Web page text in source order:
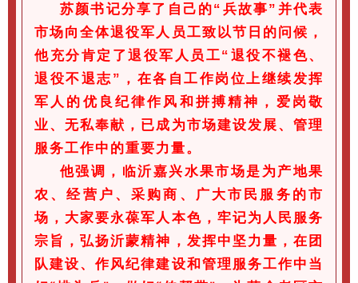
苏颜书记分享了自己的“兵故事”并代表
市场向全体退役军人员工致以节日的问候，
他充分肯定了退役军人员工“退役不褪色、
退役不退志”，在各自工作岗位上继续发挥
军人的优良纪律作风和拼搏精神，爱岗敬
业、无私奉献，已成为市场建设发展、管理
服务工作中的重要力量。
他强调，临沂嘉兴水果市场是为产地果
农、经营户、采购商、广大市民服务的市
场，大家要永葆军人本色，牢记为人民服务
宗旨，弘扬沂蒙精神，发挥中坚力量，在团
队建设、作风纪律建设和管理服务工作中当